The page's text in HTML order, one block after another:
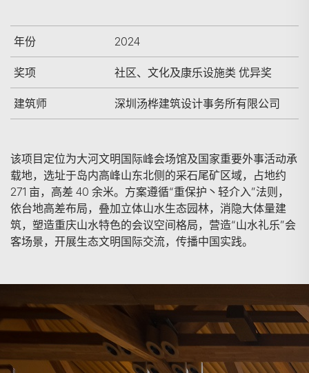
年份 2024
奖项 社区、文化及康乐设施类 优异奖
建筑师 深圳汤桦建筑设计事务所有限公司
该项目定位为大河文明国际峰会场馆及国家重要外事活动承
载地，选址于岛内高峰山东北侧的采石尾矿区域，占地约
271 亩，高差 40 余米。方案遵循“重保护丶轻介入”法则，
依台地高差布局，叠加立体山水生态园林，消隐大体量建
筑，塑造重庆山水特色的会议空间格局，营造“山水礼乐”会
客场景，开展生态文明国际交流，传播中国实践。